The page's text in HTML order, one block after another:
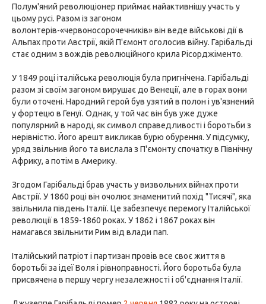
Полум'яний революціонер приймає найактивнішу участь у
цьому русі. Разом із загоном
волонтерів-«червоносорочечників» він веде військові дії в
Альпах проти Австрії, якій П'ємонт оголосив війну. Гарібальді
стає одним з вождів революційного крила Рісорджіменто.
У 1849 році італійська революція була пригнічена. Гарібальді
разом зі своїм загоном вирушає до Венеції, але в горах вони
були оточені. Народний герой був узятий в полон і ув'язнений
у фортецю в Генуї. Однак, у той час він був уже дуже
популярний в народі, як символ справедливості і боротьби з
нерівністю. Його арешт викликав бурю обурення. У підсумку,
уряд звільнив його та вислала з П'ємонту спочатку в Північну
Африку, а потім в Америку.
Згодом Гарібальді брав участь у визвольних війнах проти
Австрії. У 1860 році він очолює знаменитий похід "Тисячі", яка
звільнила південь Італії. Це забезпечує перемогу Італійської
революції в 1859-1860 роках. У 1862 і 1867 роках він
намагався звільнити Рим від влади пап.
Італійський патріот і партизан провів все своє життя в
боротьбі за ідеї Воля і рівноправності. Його боротьба була
присвячена в першу чергу незалежності і об'єднання Італії.